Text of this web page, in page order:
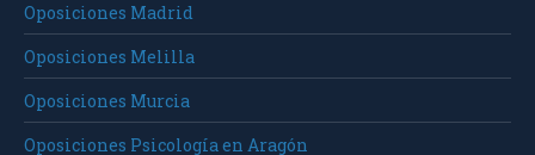
Oposiciones Madrid
Oposiciones Melilla
Oposiciones Murcia
Oposiciones Psicología en Aragón